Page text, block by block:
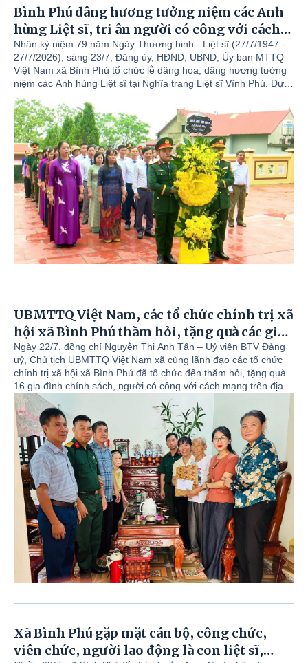
Bình Phú dâng hương tưởng niệm các Anh
hùng Liệt sĩ, tri ân người có công với cách
mạng
Nhân kỷ niệm 79 năm Ngày Thương binh - Liệt sĩ (27/7/1947 -
27/7/2026), sáng 23/7, Đảng ủy, HĐND, UBND, Ủy ban MTTQ
Việt Nam xã Bình Phú tổ chức lễ dâng hoa, dâng hương tưởng
niệm các Anh hùng Liệt sĩ tại Nghĩa trang Liệt sĩ Vĩnh Phú. Dự lễ
có các đồng chí: Trịnh Đức Lai - Phó Bí thư Đảng ủy, Chủ tịch
UBND xã; Dương Thị Kim Dung - Phó Bí thư Thường trực Đảng
ủy; các đồng chí Ủy viên Ban Thường vụ Đảng ủy; lãnh đạo các
ban xây dựng Đảng, các ban HĐND, Ủy ban MTTQ, các tổ chức
chính trị - xã hội, các phòng, đơn vị thuộc UBND xã; Bí thư chi
bộ, Trưởng thôn Tranh Trong, Tranh Ngoài cùng đông đảo cán
bộ, Nhân dân và thân nhân các Anh hùng Liệt sĩ.
UBMTTQ Việt Nam, các tổ chức chính trị xã
hội xã Bình Phú thăm hỏi, tặng quà các gia
đình chính sách, người có công với cách
mạng trên địa bàn xã
Ngày 22/7, đồng chí Nguyễn Thị Anh Tấn – Uỷ viên BTV Đảng
uỷ, Chủ tịch UBMTTQ Việt Nam xã cùng lãnh đạo các tổ chức
chính trị xã hội xã Bình Phú đã tổ chức đến thăm hỏi, tặng quà
16 gia đình chính sách, người có công với cách mạng trên địa
bàn xã.
Xã Bình Phú gặp mặt cán bộ, công chức,
viên chức, người lao động là con liệt sĩ,